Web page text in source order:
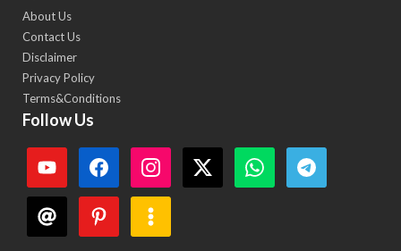
About Us
Contact Us
Disclaimer
Privacy Policy
Terms&Conditions
Follow Us